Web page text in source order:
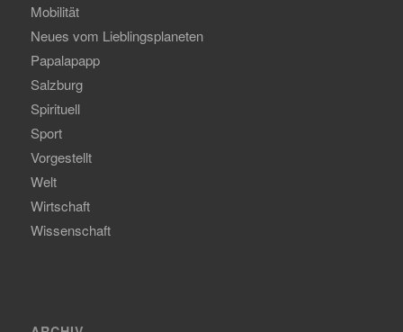
Mobilität
Neues vom Lieblingsplaneten
Papalapapp
Salzburg
Spirituell
Sport
Vorgestellt
Welt
Wirtschaft
Wissenschaft